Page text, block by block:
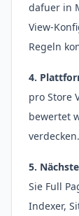
dafuer in
View-
Regeln
4.
pro Store
bewertet
verdecken.
5.
Sie Full
Indexer,